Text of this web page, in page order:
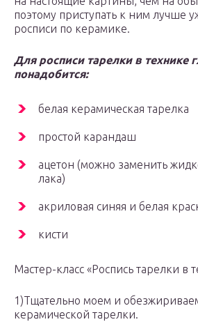
поэтому приступать к ним лучше
росписи по керамике.
Для росписи тарелки в технике
понадобится:
белая керамическая тарелка
простой карандаш
ацетон (можно заменить
лака)
акриловая синяя и белая
кисти
Мастер-класс «Роспись тарелки в
1)Тщательно моем и
керамической тарелки.